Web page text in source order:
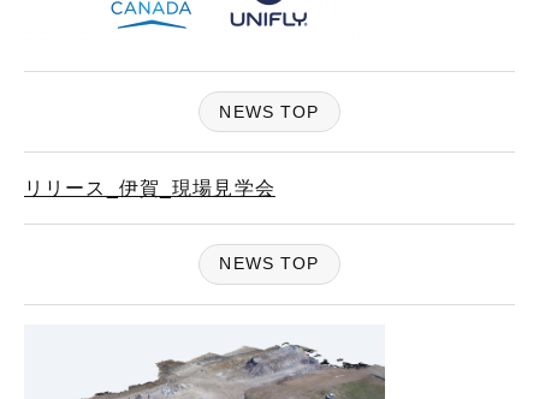
NEWS TOP
リリース_伊賀_現場見学会
NEWS TOP